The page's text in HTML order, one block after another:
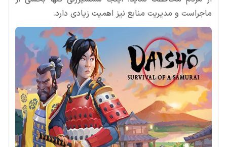
ماجراست و مدیریت منابع نیز اهمیت زیادی دارد.